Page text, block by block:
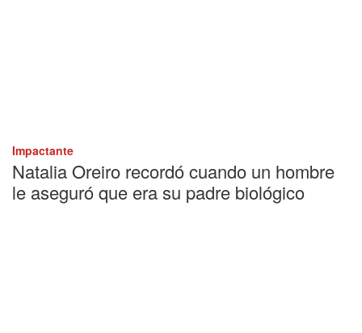
Impactante
Natalia Oreiro recordó cuando un hombre
le aseguró que era su padre biológico